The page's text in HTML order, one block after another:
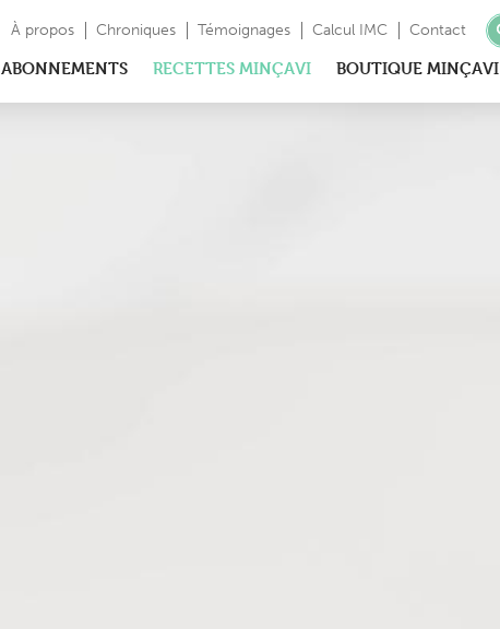
À propos Chroniques Témoignages Calcul IMC Contact
ABONNEMENTS RECETTES MINÇAVI BOUTIQUE MINÇAVI